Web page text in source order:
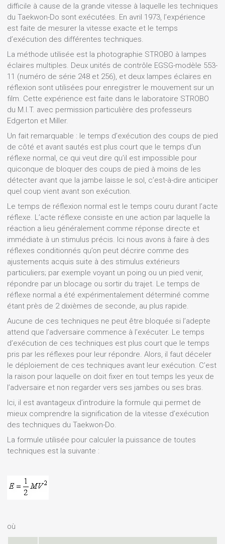
difficile à cause de la grande vitesse à laquelle les techniques
du Taekwon-Do sont exécutées. En avril 1973, l’expérience
est faite de mesurer la vitesse exacte et le temps
d’exécution des différentes techniques.
La méthode utilisée est la photographie STROBO à lampes
éclaires multiples. Deux unités de contrôle EGSG-modèle 553-
11 (numéro de série 248 et 256), et deux lampes éclaires en
réflexion sont utilisées pour enregistrer le mouvement sur un
film. Cette expérience est faite dans le laboratoire STROBO
du M.I.T. avec permission particulière des professeurs
Edgerton et Miller.
Un fait remarquable : le temps d’exécution des coups de pied
de côté et avant sautés est plus court que le temps d’un
réflexe normal, ce qui veut dire qu’il est impossible pour
quiconque de bloquer des coups de pied à moins de les
détecter avant que la jambe laisse le sol, c’est-à-dire anticiper
quel coup vient avant son exécution.
Le temps de réflexion normal est le temps couru durant l’acte
réflexe. L’acte réflexe consiste en une action par laquelle la
réaction a lieu généralement comme réponse directe et
immédiate à un stimulus précis. Ici nous avons à faire à des
réflexes conditionnés qu’on peut décrire comme des
ajustements acquis suite à des stimulus extérieurs
particuliers; par exemple voyant un poing ou un pied venir,
répondre par un blocage ou sortir du trajet. Le temps de
réflexe normal a été expérimentalement déterminé comme
étant près de 2 dixièmes de seconde, au plus rapide.
Aucune de ces techniques ne peut être bloquée si l’adepte
attend que l’adversaire commence à l’exécuter. Le temps
d’exécution de ces techniques est plus court que le temps
pris par les réflexes pour leur répondre. Alors, il faut déceler
le déploiement de ces techniques avant leur exécution. C’est
la raison pour laquelle on doit fixer en tout temps les yeux de
l’adversaire et non regarder vers ses jambes ou ses bras.
Ici, il est avantageux d’introduire la formule qui permet de
mieux comprendre la signification de la vitesse d’exécution
des techniques du Taekwon-Do.
La formule utilisée pour calculer la puissance de toutes
techniques est la suivante :
où